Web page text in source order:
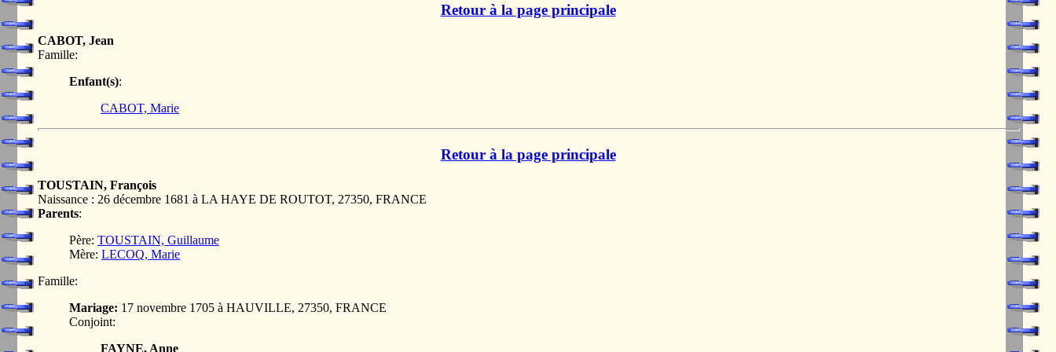
Retour à la page principale
CABOT, Jean
Famille:
Enfant(s):
CABOT, Marie
Retour à la page principale
TOUSTAIN, François
Naissance : 26 décembre 1681 à LA HAYE DE ROUTOT, 27350, FRANCE
Parents:
Père: TOUSTAIN, Guillaume
Mère: LECOQ, Marie
Famille:
Mariage: 17 novembre 1705 à HAUVILLE, 27350, FRANCE
Conjoint:
FAYNE, Anne